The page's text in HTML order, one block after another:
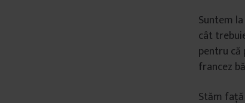
Suntem
cât
pentru că
francez
Stăm